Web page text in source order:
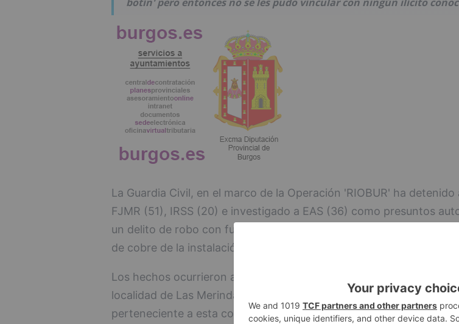
La Guardia Civil, en el marco de la Operación 'RIOBUR' ha detenido
FJMR (51), IRSS (20) e investigado a EAS (36) como presuntos
un delito de robo con fuerza, acción en la que sustrajeron 320
de cobre de la instalación eléctrica municipal.
Los hechos ocurrieron a mediados del pasado mes de marzo en una
localidad de Las Merindades. Una patrulla de seguridad ciudadana
perteneciente a esta comarca -desplegada en un dispositivo